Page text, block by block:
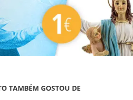
TAMBÉM GOSTOU DE